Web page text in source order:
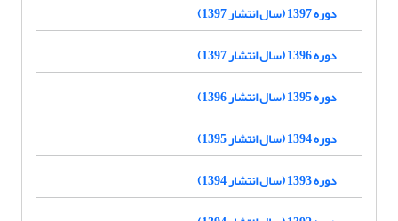
دوره 1397 (سال انتشار 1397)
دوره 1396 (سال انتشار 1397)
دوره 1395 (سال انتشار 1396)
دوره 1394 (سال انتشار 1395)
دوره 1393 (سال انتشار 1394)